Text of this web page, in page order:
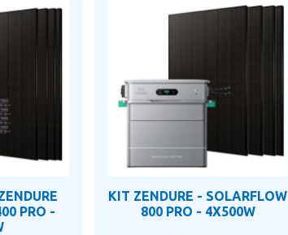
PRO -
KIT ZENDURE - SOLARFLOW
800 PRO - 4X500W